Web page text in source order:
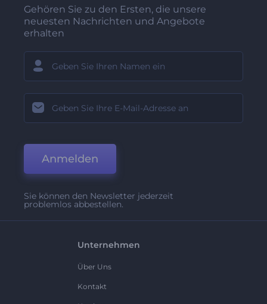
Gehören Sie zu den Ersten, die unsere
neuesten Nachrichten und Angebote
erhalten
Anmelden
Sie können den Newsletter jederzeit
problemlos abbestellen.
Unternehmen
Über Uns
Kontakt